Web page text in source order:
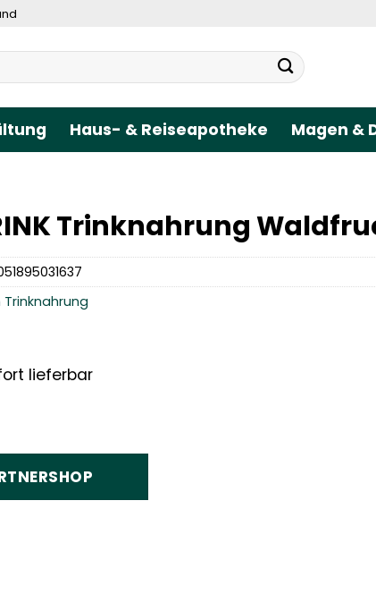
Haus- & Reiseapotheke Magen &
Trinknahrung
lieferbar
Trinknahrung